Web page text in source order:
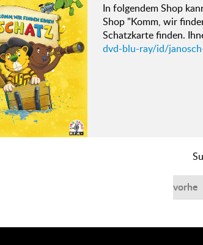
In folgendem Shop
Shop "Komm, wir
Schatzkarte finden.
dvd-blu-ray/id/